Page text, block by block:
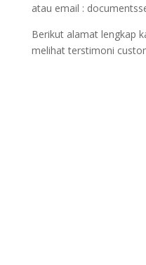
atau email :
Berikut alamat lengkap
melihat terstimoni